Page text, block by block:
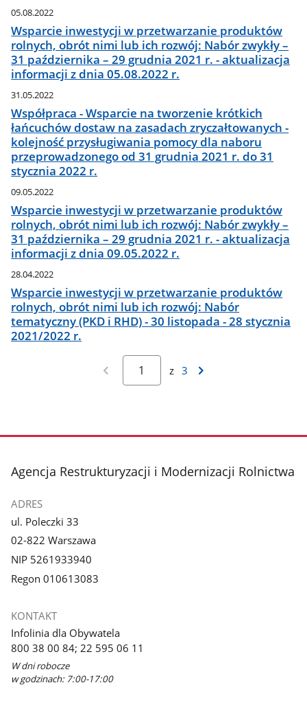
05.08.2022
Wsparcie inwestycji w przetwarzanie produktów
rolnych, obrót nimi lub ich rozwój: Nabór zwykły –
31 października – 29 grudnia 2021 r. - aktualizacja
informacji z dnia 05.08.2022 r.
31.05.2022
Współpraca - Wsparcie na tworzenie krótkich
łańcuchów dostaw na zasadach zryczałtowanych -
kolejność przysługiwania pomocy dla naboru
przeprowadzonego od 31 grudnia 2021 r. do 31
stycznia 2022 r.
09.05.2022
Wsparcie inwestycji w przetwarzanie produktów
rolnych, obrót nimi lub ich rozwój: Nabór zwykły –
31 października – 29 grudnia 2021 r. - aktualizacja
informacji z dnia 09.05.2022 r.
28.04.2022
Wsparcie inwestycji w przetwarzanie produktów
rolnych, obrót nimi lub ich rozwój: Nabór
tematyczny (PKD i RHD) - 30 listopada - 28 stycznia
2021/2022 r.
z 3
stopka
Agencja Restrukturyzacji i Modernizacji Rolnictwa
ADRES
ul. Poleczki 33
02-822 Warszawa
NIP 5261933940
Regon 010613083
KONTAKT
Infolinia dla Obywatela
800 38 00 84; 22 595 06 11
W dni robocze
w godzinach: 7:00-17:00